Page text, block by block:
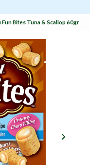
Fun Bites Tuna & Scallop 60gr